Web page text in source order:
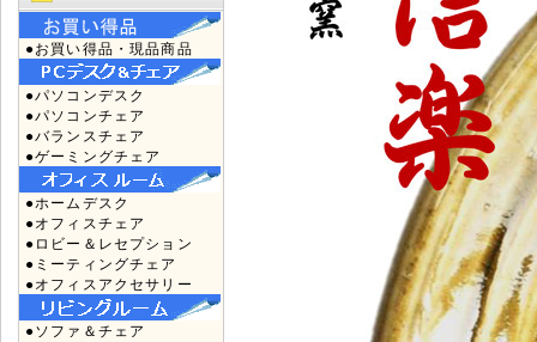
●お買い得品・現品商品
●パソコンデスク
●パソコンチェア
●バランスチェア
●ゲーミングチェア
●ホームデスク
●オフィスチェア
●ロビー＆レセプション
●ミーティングチェア
●オフィスアクセサリー
●ソファ＆チェア